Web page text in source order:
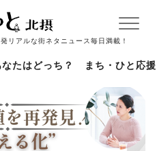
リアルな街ネタニュース毎日満載！
なたはどっち？ まち・ひと応援